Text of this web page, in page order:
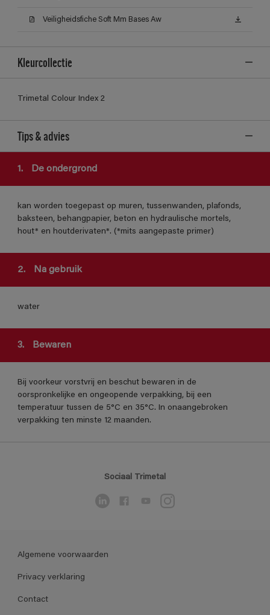
Veiligheidsfiche Soft Mm Bases Aw
Kleurcollectie
Trimetal Colour Index 2
Tips & advies
1. De ondergrond
kan worden toegepast op muren, tussenwanden, plafonds,
baksteen, behangpapier, beton en hydraulische mortels,
hout* en houtderivaten*. (*mits aangepaste primer)
2. Na gebruik
water
3. Bewaren
Bij voorkeur vorstvrij en beschut bewaren in de
oorspronkelijke en ongeopende verpakking, bij een
temperatuur tussen de 5°C en 35°C. In onaangebroken
verpakking ten minste 12 maanden.
Sociaal Trimetal
Algemene voorwaarden
Privacy verklaring
Contact